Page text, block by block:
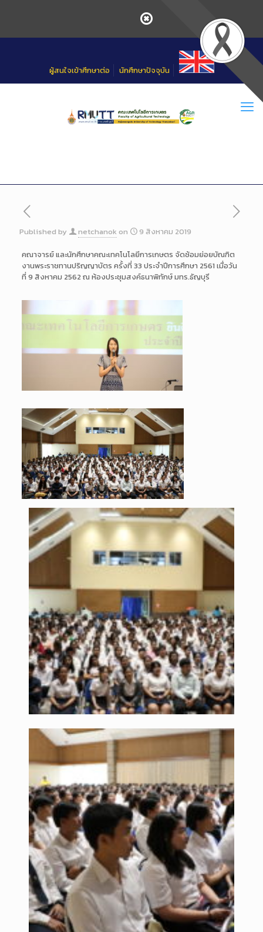
ผู้สนใจเข้าศึกษาต่อ นักศึกษาปัจจุบัน
Published by netchanok on 9 สิงหาคม 2019
คณาจารย์ และนักศึกษาคณะเทคโนโลยีการเกษตร จัดซ้อมย่อยบัณฑิต
งานพระราชทานปริญญาบัตร ครั้งที่ 33 ประจำปีการศึกษา 2561 เมื่อวัน
ที่ 9 สิงหาคม 2562 ณ ห้องประชุมสงค์ธนาพิทักษ์ มทร.ธัญบุรี